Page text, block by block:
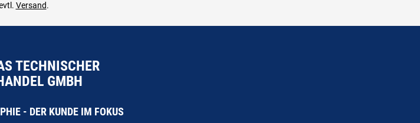
Versand.
TECHNISCHER
GMBH
- DER KUNDE IM FOKUS